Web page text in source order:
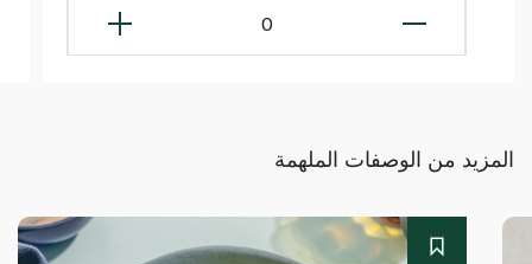
0
المزيد من الوصفات الملهمة